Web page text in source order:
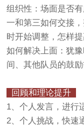
组织性：场面是否
一和第三如何交接
时开始调整，怎样
如何解决上面：犹
间、其他队员的鼓励
回顾和理论提升
1、个人发言，进行
2、个人挑战，快